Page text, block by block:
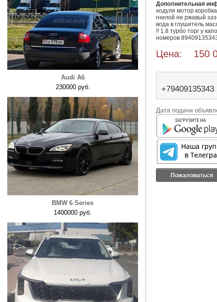
Audi A6
230000 руб.
BMW 6 Series
1400000 руб.
Дополнительная
ходуля мотор
гнилой не ржавый
вода в глушитель
!! 1.8 турбо торг у
Цена: 150
+79409135343
Дата подачи
Пожаловаться